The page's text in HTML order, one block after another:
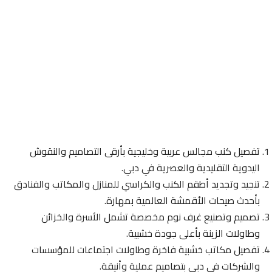
تفصيل كنب مجالس عربية وخليجية بأرقى التصاميم والنقوش
اليدوية التقليدية والعصرية في دبي.
تنجيد وتجديد أطقم الكنب والكراسي للمنازل والمكاتب والفنادق
بأحدث صيحات الأقمشة العالمية بمهارة.
تصميم وتصنيع غرف نوم مخصصة تشمل الأسرة والخزائن
وطاولات الزينة بأعلى جودة خشبية.
تفصيل مكاتب خشبية فاخرة وطاولات اجتماعات للمؤسسات
والشركات في دبي بتصاميم عملية وأنيقة.